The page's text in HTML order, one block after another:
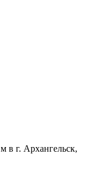
в г. Архангельск,